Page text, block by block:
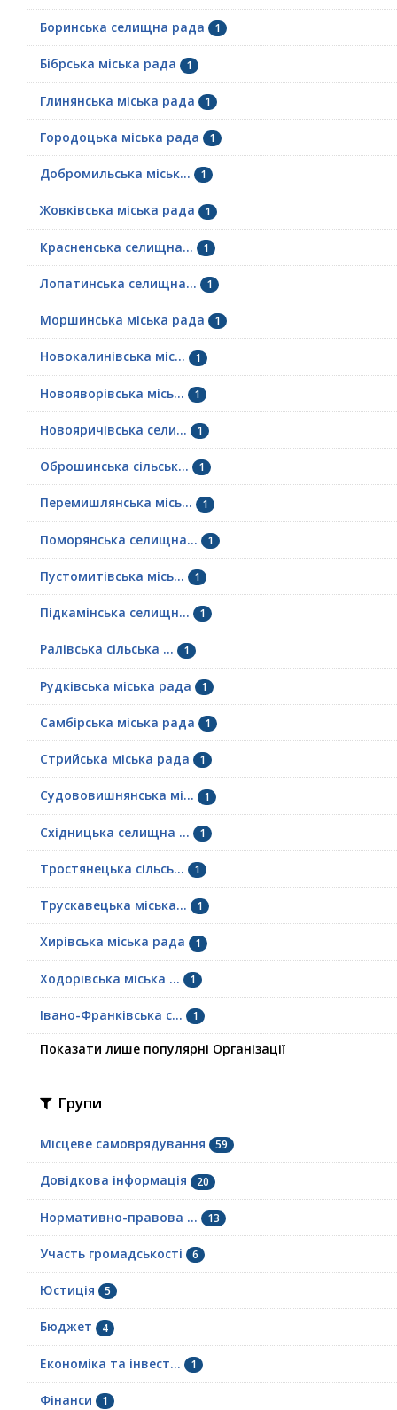
Боринська селищна рада 1
Бібрська міська рада 1
Глинянська міська рада 1
Городоцька міська рада 1
Добромильська міськ... 1
Жовківська міська рада 1
Красненська селищна... 1
Лопатинська селищна... 1
Моршинська міська рада 1
Новокалинівська міс... 1
Новояворівська місь... 1
Новояричівська сели... 1
Оброшинська сільськ... 1
Перемишлянська місь... 1
Поморянська селищна... 1
Пустомитівська місь... 1
Підкамінська селищн... 1
Ралівська сільська ... 1
Рудківська міська рада 1
Самбірська міська рада 1
Стрийська міська рада 1
Судововишнянська мі... 1
Східницька селищна ... 1
Тростянецька сільсь... 1
Трускавецька міська... 1
Хирівська міська рада 1
Ходорівська міська ... 1
Івано-Франківська с... 1
Показати лише популярні Організації
Групи
Місцеве самоврядування 59
Довідкова інформація 20
Нормативно-правова ... 13
Участь громадськості 6
Юстиція 5
Бюджет 4
Економіка та інвест... 1
Фінанси 1